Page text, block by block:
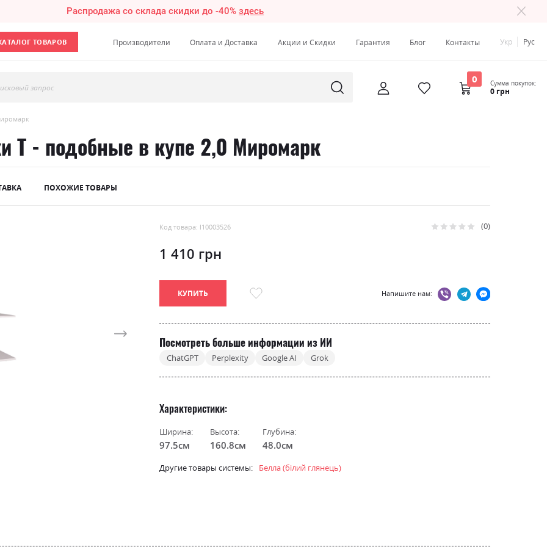
Распродажа со склада скидки до -40%здесь
ТОВАРОВ Производители Оплата и Доставка Акции и Скидки Гарантия Блог Контакты Укр Рус
запрос
0 Сумма покупок:
0 грн
Т - подобные в купе 2,0 Миромарк
ПОХОЖИЕ ТОВАРЫ
Код товара: l10003526 Рейтинг: 0
1 410 грн
КУПИТЬ Напишите нам:
Посмотреть больше информации из ИИ
ChatGPT Perplexity Google AI Grok
Характеристики
Ширина:
97.5см
Высота:
160.8см
Глубина:
48.0см
Другие товары системы: Белла (білий глянець)